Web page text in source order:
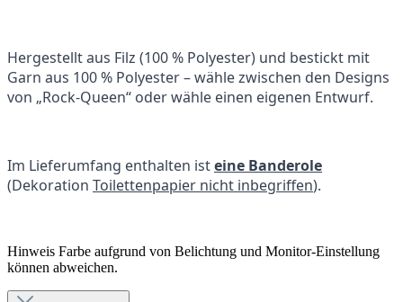
Hergestellt aus Filz (100 % Polyester) und bestickt mit
Garn aus 100 % Polyester – wähle zwischen den Designs
von „Rock-Queen“ oder wähle einen eigenen Entwurf.
Im Lieferumfang enthalten isteine Banderole
(Dekoration Toilettenpapier nicht inbegriffen).
Hinweis Farbe aufgrund von Belichtung und Monitor-Einstellung
können abweichen.